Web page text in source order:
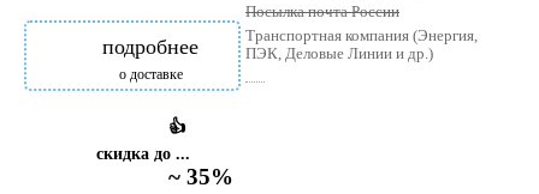
подробнее
о доставке
👍
скидка до ...
~ 35%
Посылка почта России
Транспортная компания (Энергия,
ПЭК, Деловые Линии и др.)